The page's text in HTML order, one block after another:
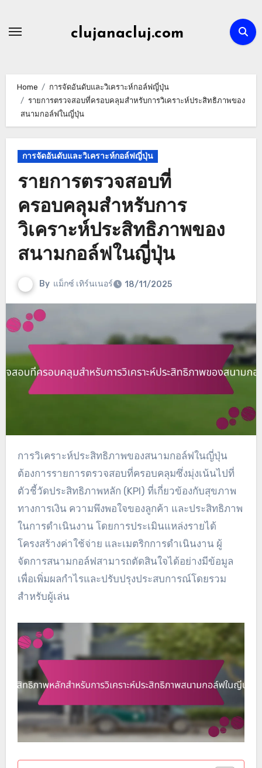
clujanacluj.com
Home
การจัดอันดับและวิเคราะห์กอล์ฟญี่ปุ่น
รายการตรวจสอบที่ครอบคลุมสำหรับการวิเคราะห์ประสิทธิภาพของ
สนามกอล์ฟในญี่ปุ่น
การจัดอันดับและวิเคราะห์กอล์ฟญี่ปุ่น
รายการตรวจสอบที่
ครอบคลุมสำหรับการ
วิเคราะห์ประสิทธิภาพของ
สนามกอล์ฟในญี่ปุ่น
By แม็กซ์ เทิร์นเนอร์ 18/11/2025
การวิเคราะห์ประสิทธิภาพของสนามกอล์ฟในญี่ปุ่น
ต้องการรายการตรวจสอบที่ครอบคลุมซึ่งมุ่งเน้นไปที่
ตัวชี้วัดประสิทธิภาพหลัก (KPI) ที่เกี่ยวข้องกับสุขภาพ
ทางการเงิน ความพึงพอใจของลูกค้า และประสิทธิภาพ
ในการดำเนินงาน โดยการประเมินแหล่งรายได้
โครงสร้างค่าใช้จ่าย และเมตริกการดำเนินงาน ผู้
จัดการสนามกอล์ฟสามารถตัดสินใจได้อย่างมีข้อมูล
เพื่อเพิ่มผลกำไรและปรับปรุงประสบการณ์โดยรวม
สำหรับผู้เล่น